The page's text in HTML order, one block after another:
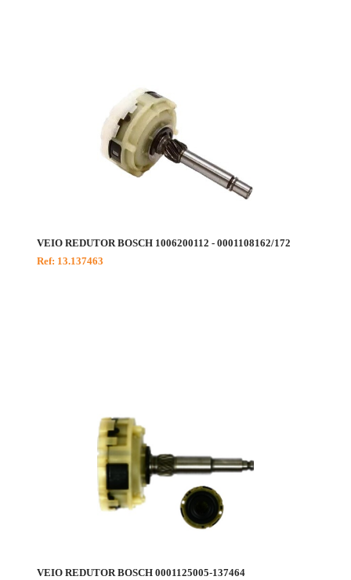
VEIO REDUTOR BOSCH 1006200112 - 0001108162/172
Ref: 13.137463
VEIO REDUTOR BOSCH 0001125005-137464